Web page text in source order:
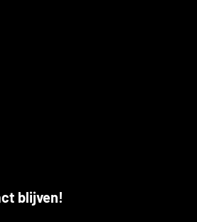
blijven!